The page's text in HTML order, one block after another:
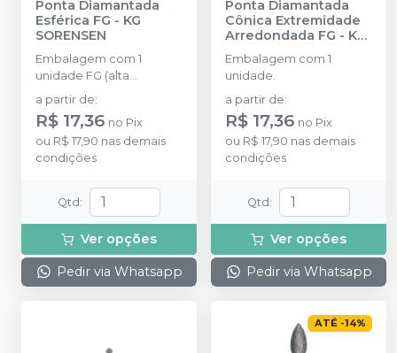
Ponta Diamantada
Esférica FG - KG
SORENSEN
Embalagem com 1
unidade FG (alta
rotação).
a partir de:
R$ 17,36 no Pix
ou R$ 17,90 nas demais
condições
Qtd :
Ver opções
Pedir via Whatsapp
Ponta Diamantada
Cônica Extremidade
Arredondada FG - KG
SORENSEN
Embalagem com 1
unidade.
a partir de:
R$ 17,36 no Pix
ou R$ 17,90 nas demais
condições
Qtd :
Ver opções
Pedir via Whatsapp
ATÉ -14%